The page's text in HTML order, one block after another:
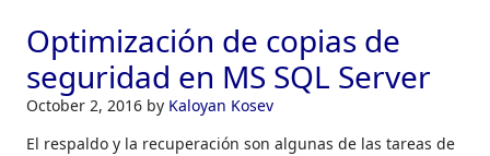
Optimización de copias de
seguridad en MS SQL Server
October 2, 2016 by Kaloyan Kosev
El respaldo y la recuperación son algunas de las tareas de